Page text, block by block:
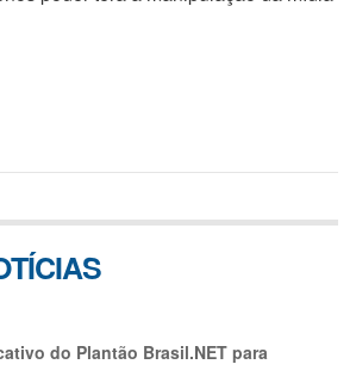
do Plantão Brasil.NET para